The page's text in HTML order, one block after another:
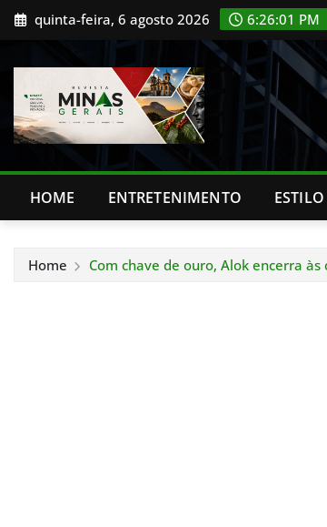
Skip quinta-feira, 6 agosto 2026 6:26:02 PM
HOME ENTRETENIMENTO ESTILO
Home Com chave de ouro, Alok encerra